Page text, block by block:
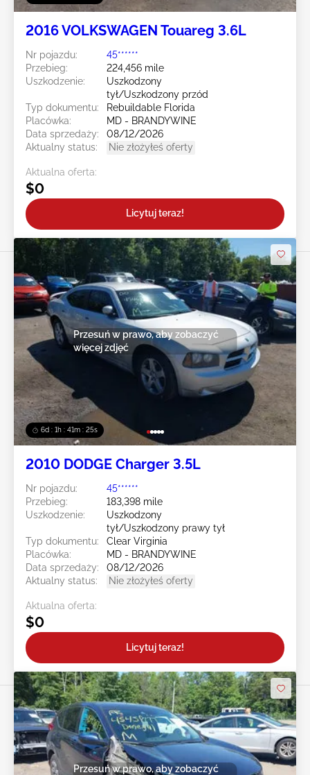
2016 VOLKSWAGEN Touareg 3.6L
Nr pojazdu:
45******
Przebieg:
224,456 mile
Uszkodzenie:
Uszkodzony
tył/Uszkodzony przód
Typ dokumentu:
Rebuildable Florida
Placówka:
MD - BRANDYWINE
Data sprzedaży:
08/12/2026
Aktualny status:
Nie złożyłeś oferty
Aktualna oferta:
$0
Licytuj teraz!
6d : 1h : 41m : 23s
Przesuń w prawo, aby zobaczyć
więcej zdjęć
2010 DODGE Charger 3.5L
Nr pojazdu:
45******
Przebieg:
183,398 mile
Uszkodzenie:
Uszkodzony
tył/Uszkodzony prawy tył
Typ dokumentu:
Clear Virginia
Placówka:
MD - BRANDYWINE
Data sprzedaży:
08/12/2026
Aktualny status:
Nie złożyłeś oferty
Aktualna oferta:
$0
Licytuj teraz!
Przesuń w prawo, aby zobaczyć